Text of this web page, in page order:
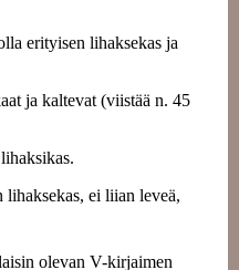
erityisen lihaksekas ja
ja kaltevat (viistää n. 45
ei liian leveä,
olevan V-kirjaimen